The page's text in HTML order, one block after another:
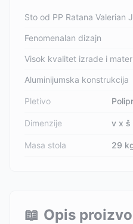
Sto od PP Ratana Valerian
Fenomenalan dizajn
Visok kvalitet izrade i
Aluminijumska konstrukcija
Pletivo
Dimenzije v x š
Masa stola 29
📖 Opis